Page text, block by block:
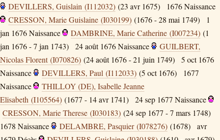
DEVILLERS, Guislain (I112032) (23 avr 1675) 1676Naissance
CRESSON, Marie Guislaine (I030199) (1676 - 28 mai 1749)
1
jan 1676Naissance DAMBRINE, Marie Catherine (I007234) (1
jan 1676 - 7 jan 1743)
24 août 1676Naissance
GUILBERT,
Nicolas Florent (I070826) (24 août 1676 - 21 juin 1749)
5 oct 1676
Naissance
DEVILLERS, Paul (I112033) (5 oct 1676)
1677
Naissance
THILLOY (DE), Isabelle Jeanne
Elisabeth (I105564) (1677 - 14 avr 1741) 24 sep 1677 Naissance
CRESSON, Marie Therese (I030183) (24 sep 1677 - 7 mars 1748)
1678 Naissance DELAMBRE, Pasquier (I078276) (1678)
avr